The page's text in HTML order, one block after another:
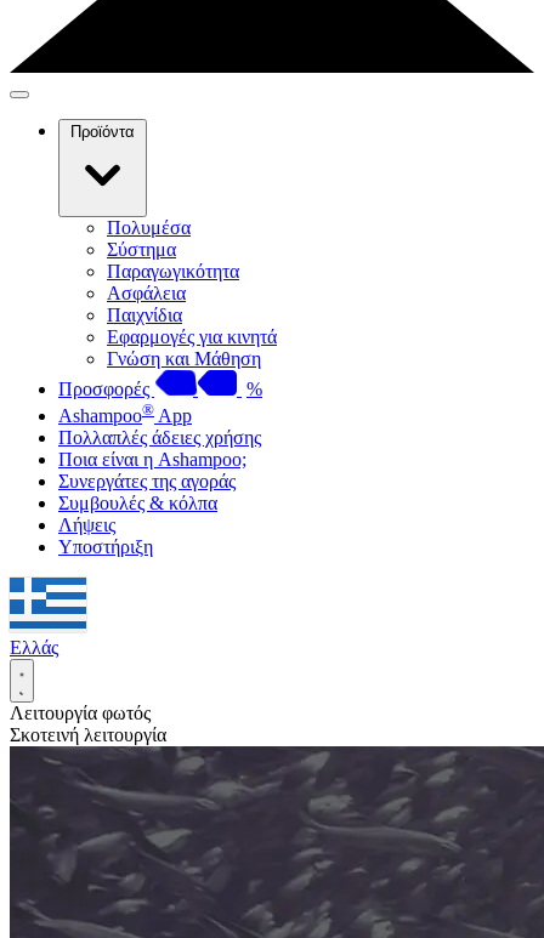
Προϊόντα
Πολυμέσα
Σύστημα
Παραγωγικότητα
Ασφάλεια
Παιχνίδια
Εφαρμογές για κινητά
Γνώση και Μάθηση
Προσφορές
%
Ashampoo® App
Πολλαπλές άδειες χρήσης
Ποια είναι η Ashampoo;
Συνεργάτες της αγοράς
Συμβουλές & κόλπα
Λήψεις
Υποστήριξη
Ελλάς
Λειτουργία φωτός
Σκοτεινή λειτουργία